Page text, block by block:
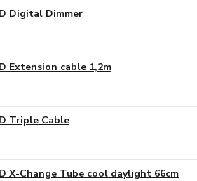
Digital Dimmer
Extension cable 1,2m
Triple Cable
X-Change Tube cool daylight 66cm